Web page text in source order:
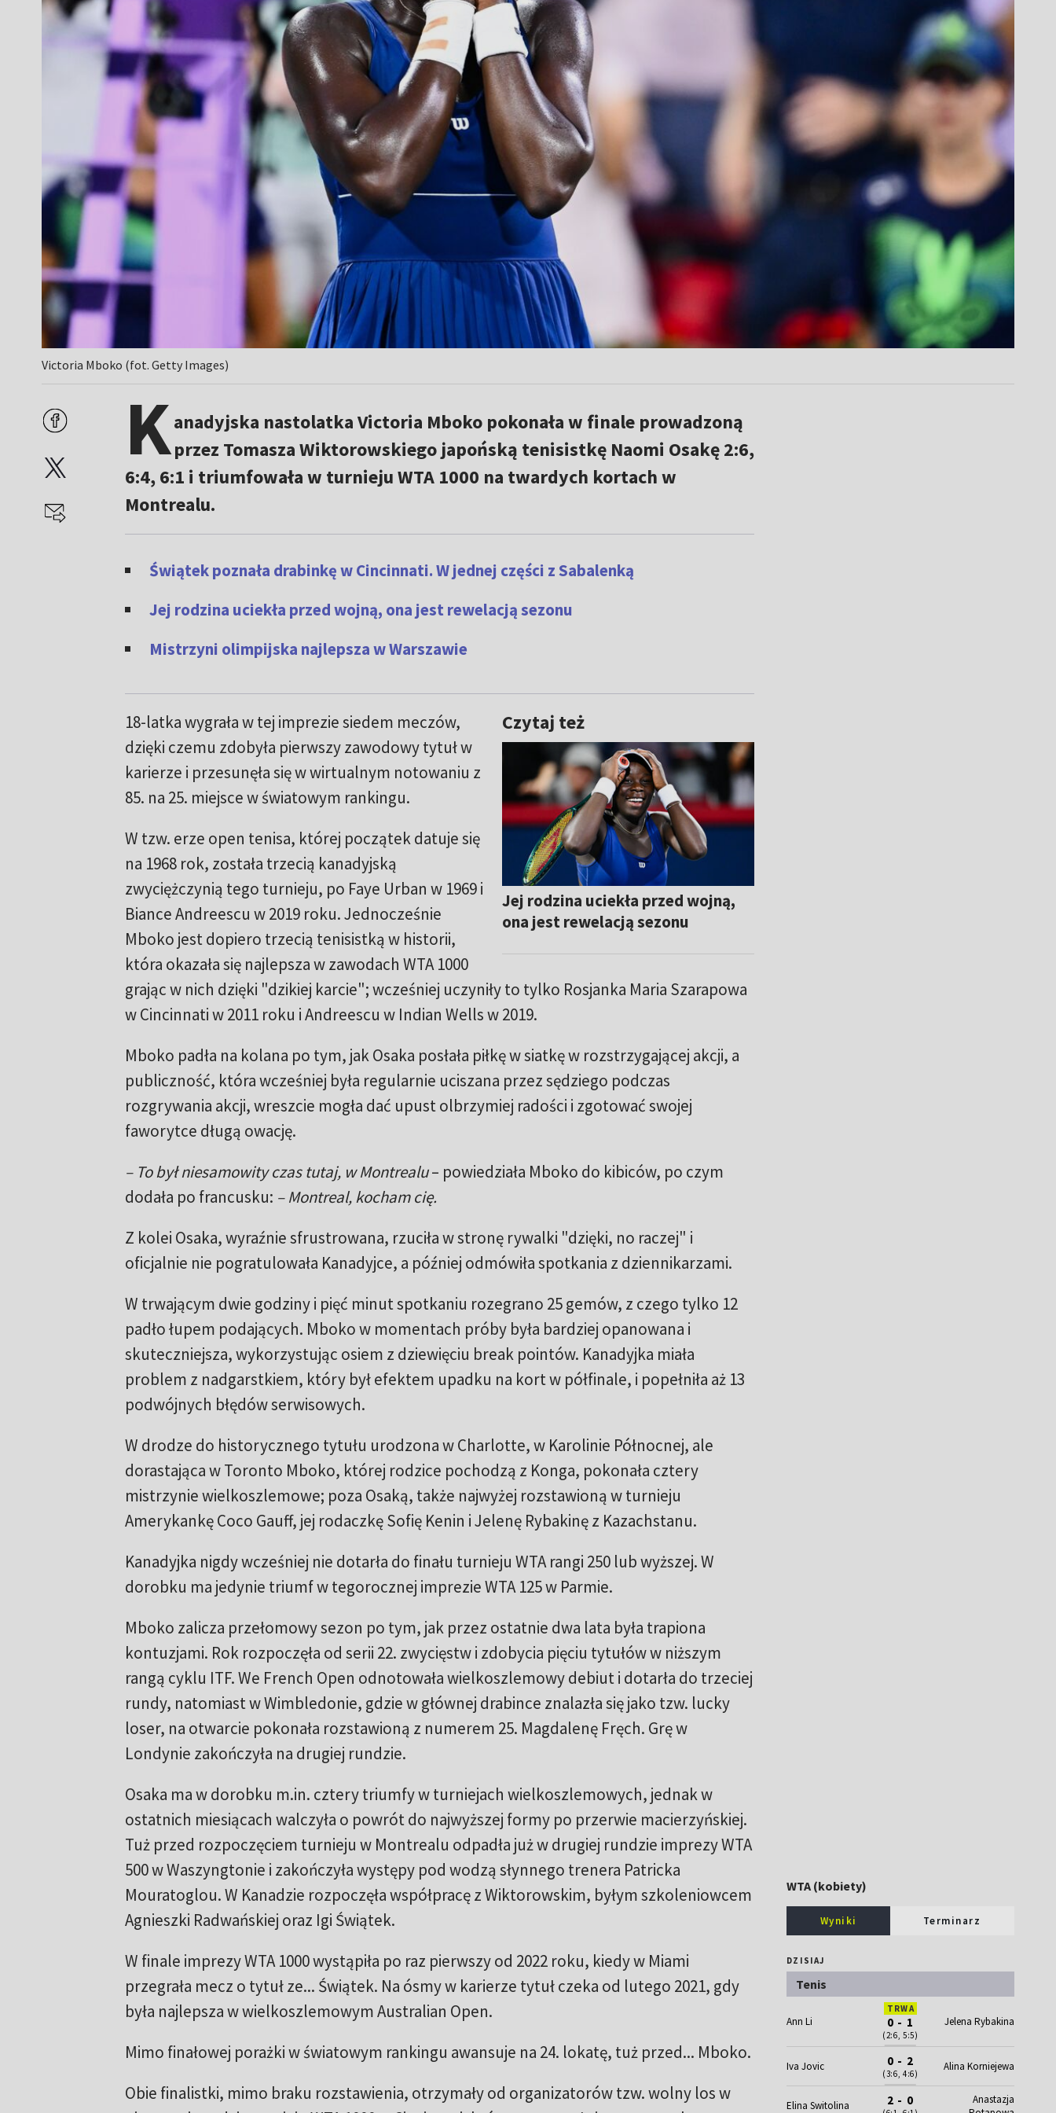
Victoria Mboko (fot. Getty Images)
Kanadyjska nastolatka Victoria Mboko pokonała w finale prowadzoną
przez Tomasza Wiktorowskiego japońską tenisistkę Naomi Osakę 2:6,
6:4, 6:1 i triumfowała w turnieju WTA 1000 na twardych kortach w
Montrealu.
Świątek poznała drabinkę w Cincinnati. W jednej części z Sabalenką
Jej rodzina uciekła przed wojną, ona jest rewelacją sezonu
Mistrzyni olimpijska najlepsza w Warszawie
Czytaj też
Jej rodzina uciekła przed wojną,
ona jest rewelacją sezonu
18-latka wygrała w tej imprezie siedem meczów,
dzięki czemu zdobyła pierwszy zawodowy tytuł w
karierze i przesunęła się w wirtualnym notowaniu z
85. na 25. miejsce w światowym rankingu.
W tzw. erze open tenisa, której początek datuje się
na 1968 rok, została trzecią kanadyjską
zwyciężczynią tego turnieju, po Faye Urban w 1969 i
Biance Andreescu w 2019 roku. Jednocześnie
Mboko jest dopiero trzecią tenisistką w historii,
która okazała się najlepsza w zawodach WTA 1000
grając w nich dzięki "dzikiej karcie"; wcześniej uczyniły to tylko Rosjanka Maria Szarapowa
w Cincinnati w 2011 roku i Andreescu w Indian Wells w 2019.
Mboko padła na kolana po tym, jak Osaka posłała piłkę w siatkę w rozstrzygającej akcji, a
publiczność, która wcześniej była regularnie uciszana przez sędziego podczas
rozgrywania akcji, wreszcie mogła dać upust olbrzymiej radości i zgotować swojej
faworytce długą owację.
– To był niesamowity czas tutaj, w Montrealu– powiedziała Mboko do kibiców, po czym
dodała po francusku: – Montreal, kocham cię.
Z kolei Osaka, wyraźnie sfrustrowana, rzuciła w stronę rywalki "dzięki, no raczej" i
oficjalnie nie pogratulowała Kanadyjce, a później odmówiła spotkania z dziennikarzami.
W trwającym dwie godziny i pięć minut spotkaniu rozegrano 25 gemów, z czego tylko 12
padło łupem podających. Mboko w momentach próby była bardziej opanowana i
skuteczniejsza, wykorzystując osiem z dziewięciu break pointów. Kanadyjka miała
problem z nadgarstkiem, który był efektem upadku na kort w półfinale, i popełniła aż 13
podwójnych błędów serwisowych.
W drodze do historycznego tytułu urodzona w Charlotte, w Karolinie Północnej, ale
dorastająca w Toronto Mboko, której rodzice pochodzą z Konga, pokonała cztery
mistrzynie wielkoszlemowe; poza Osaką, także najwyżej rozstawioną w turnieju
Amerykankę Coco Gauff, jej rodaczkę Sofię Kenin i Jelenę Rybakinę z Kazachstanu.
Kanadyjka nigdy wcześniej nie dotarła do finału turnieju WTA rangi 250 lub wyższej. W
dorobku ma jedynie triumf w tegorocznej imprezie WTA 125 w Parmie.
Mboko zalicza przełomowy sezon po tym, jak przez ostatnie dwa lata była trapiona
kontuzjami. Rok rozpoczęła od serii 22. zwycięstw i zdobycia pięciu tytułów w niższym
rangą cyklu ITF. We French Open odnotowała wielkoszlemowy debiut i dotarła do trzeciej
rundy, natomiast w Wimbledonie, gdzie w głównej drabince znalazła się jako tzw. lucky
loser, na otwarcie pokonała rozstawioną z numerem 25. Magdalenę Fręch. Grę w
Londynie zakończyła na drugiej rundzie.
Osaka ma w dorobku m.in. cztery triumfy w turniejach wielkoszlemowych, jednak w
ostatnich miesiącach walczyła o powrót do najwyższej formy po przerwie macierzyńskiej.
Tuż przed rozpoczęciem turnieju w Montrealu odpadła już w drugiej rundzie imprezy WTA
500 w Waszyngtonie i zakończyła występy pod wodzą słynnego trenera Patricka
Mouratoglou. W Kanadzie rozpoczęła współpracę z Wiktorowskim, byłym szkoleniowcem
Agnieszki Radwańskiej oraz Igi Świątek.
W finale imprezy WTA 1000 wystąpiła po raz pierwszy od 2022 roku, kiedy w Miami
przegrała mecz o tytuł ze... Świątek. Na ósmy w karierze tytuł czeka od lutego 2021, gdy
była najlepsza w wielkoszlemowym Australian Open.
Mimo finałowej porażki w światowym rankingu awansuje na 24. lokatę, tuż przed... Mboko.
Obie finalistki, mimo braku rozstawienia, otrzymały od organizatorów tzw. wolny los w
WTA (kobiety)
Wyniki Terminarz
DZISIAJ
Tenis
Ann Li
TRWA
0 - 1
(2:6, 5:5)
Jelena Rybakina
Iva Jovic 0 - 2
(3:6, 4:6)
Alina Korniejewa
Elina Switolina 2 - 0
Anastazja